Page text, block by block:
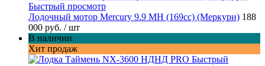
Быстрый просмотр
Лодочный мотор Mercury 9.9 MH (169cc) (Меркури) 188
000 руб. / шт
В наличии
Хит продаж
Быстрый